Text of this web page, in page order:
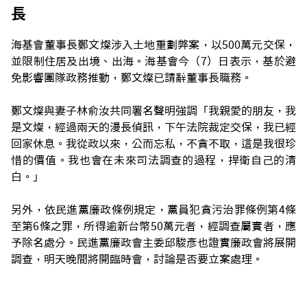
長
海基會董事長鄭文燦涉入土地重劃弊案，以500萬元交保，
並限制住居及出境、出海。海基會今（7）日表示，基於避
免影響團隊政務推動，鄭文燦已請辭董事長職務。
鄭文燦與妻子林俞汝共同署名聲明強調「我親愛的朋友，我
是文燦，經過兩天的漫長偵訊，下午法院裁定交保，我已經
回家休息。我從政以來，公而忘私，不貪不取，這是我很珍
惜的價值。我也會在未來司法調查的過程，捍衛自己的清
白。」
另外，依民進黨廉政條例規定，黨員犯貪污治罪條例第4條
至第6條之罪，所得逾新台幣50萬元者，經調查屬實者，應
予除名處分。民進黨廉政會主委邱駿彥也證實廉政會將展開
調查，明天晚間將開臨時會，討論是否要立案處理。